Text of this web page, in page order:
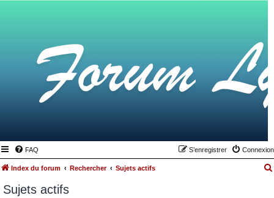
FAQ Connexion
S’enregistrer
Index du forum Rechercher Sujets actifs
Sujets actifs